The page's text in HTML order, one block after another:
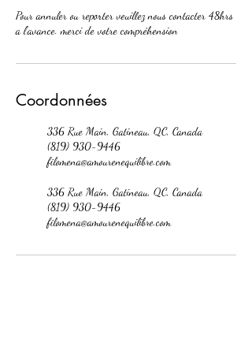
Pour annuler ou reporter veuillez nous contacter 48hrs
a l'avance. merci de votre compréhension
Coordonnées
336 Rue Main, Gatineau, QC, Canada
(819) 930-9446
filomena@amourenequilibre.com
336 Rue Main, Gatineau, QC, Canada
(819) 930-9446
filomena@amourenequilibre.com